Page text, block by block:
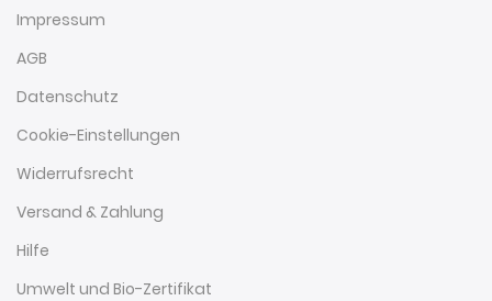
Impressum
AGB
Datenschutz
Cookie-Einstellungen
Widerrufsrecht
Versand & Zahlung
Hilfe
Umwelt und Bio-Zertifikat